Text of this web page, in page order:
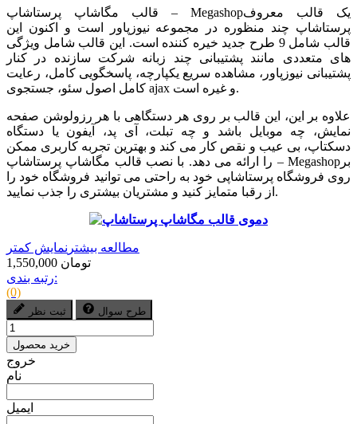
قالب مگاشاپ پرستاشاپ – Megashopیک قالب معروف
پرستاشاپ چند منظوره در مجموعه نیوزپاور است و اکنون این
قالب شامل 9 طرح جدید خیره کننده است
.
این قالب شامل ویژگی
های متعددی مانند پشتیبانی چند زبانه شرکت سازنده در کنار
پشتیبانی نیوزپاور، مشاهده سریع یکپارچه، پاسخگویی کامل، رعایت
کامل اصول سئو، جستجوی ajax و غیره است.
علاوه بر این، این قالب بر روی هر دستگاهی با هر رزولوشن صفحه
نمایش، چه موبایل باشد و چه تبلت، آی پد، آیفون یا دستگاه
دسکتاپ، بی عیب و نقص کار می کند و بهترین تجربه کاربری ممکن
را ارائه می دهد. با نصب قالب مگاشاپ پرستاشاپ –Megashop بر
روی فروشگاه پرستاشاپی خود به راحتی می توانید فروشگاه خود را
از رقبا متمایز کنید و مشتریان بیشتری را جذب نمایید .
مطالعه بیشتر نمایش کمتر
1,550,000 تومان
رتبه بندی:
(0)
ثبت نظر طرح سوال
خرید محصول
خروج
نام
ایمیل